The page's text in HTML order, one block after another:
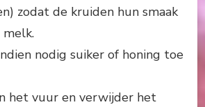
zodat de kruiden hun smaak
melk.
nodig suiker of honing toe
het vuur en verwijder het